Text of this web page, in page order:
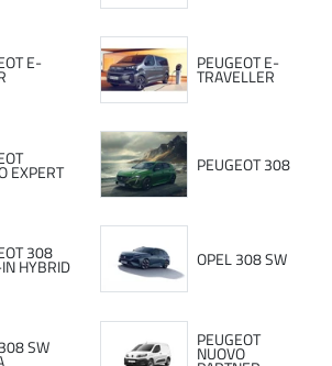
E- PEUGEOT E-
TRAVELLER
EXPERT PEUGEOT 308
308
HYBRID OPEL 308 SW
SW PEUGEOT
NUOVO